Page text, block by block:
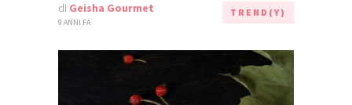
di Geisha Gourmet
9 ANNI FA
TREND(Y)